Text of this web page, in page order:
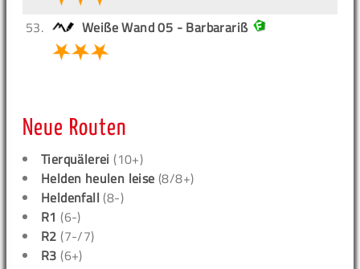
53. Weiße Wand 05 - Barbarariß
Neue Routen
Tierquälerei (10+)
Helden heulen leise (8/8+)
Heldenfall (8-)
R1 (6-)
R2 (7-/7)
R3 (6+)